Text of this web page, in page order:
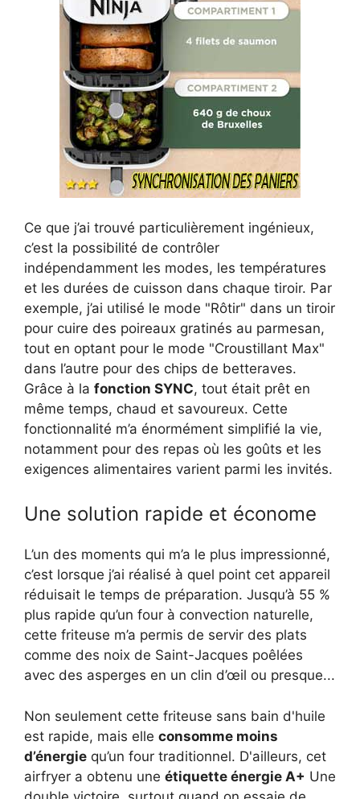
Ce que j’ai trouvé particulièrement ingénieux,
c’est la possibilité de contrôler
indépendamment les modes, les températures
et les durées de cuisson dans chaque tiroir. Par
exemple, j’ai utilisé le mode "Rôtir" dans un tiroir
pour cuire des poireaux gratinés au parmesan,
tout en optant pour le mode "Croustillant Max"
dans l’autre pour des chips de betteraves.
Grâce à la fonction SYNC, tout était prêt en
même temps, chaud et savoureux. Cette
fonctionnalité m’a énormément simplifié la vie,
notamment pour des repas où les goûts et les
exigences alimentaires varient parmi les invités.
Une solution rapide et économe
L’un des moments qui m’a le plus impressionné,
c’est lorsque j’ai réalisé à quel point cet appareil
réduisait le temps de préparation. Jusqu’à 55 %
plus rapide qu’un four à convection naturelle,
cette friteuse m’a permis de servir des plats
comme des noix de Saint-Jacques poêlées
avec des asperges en un clin d’œil ou presque...
Non seulement cette friteuse sans bain d'huile
est rapide, mais elle consomme moins
d’énergie qu’un four traditionnel. D'ailleurs, cet
airfryer a obtenu une étiquette énergie A+ Une